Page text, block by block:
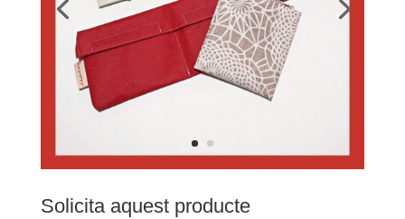
Solicita aquest producte